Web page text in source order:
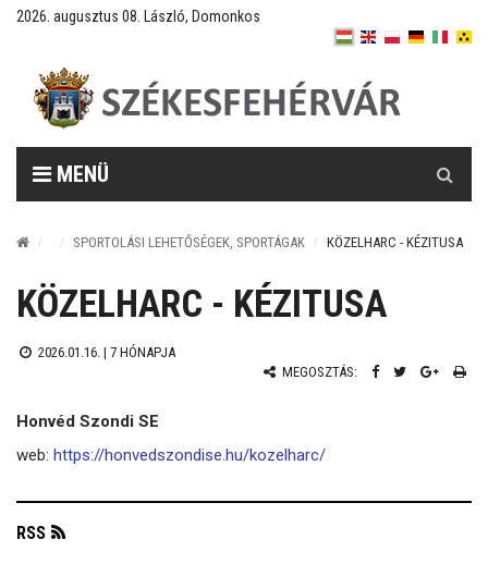
2026. augusztus 08. László, Domonkos
MENÜ
SPORTOLÁSI LEHETŐSÉGEK, SPORTÁGAK KÖZELHARC - KÉZITUSA
KÖZELHARC - KÉZITUSA
2026.01.16. | 7 HÓNAPJA
MEGOSZTÁS:
Honvéd Szondi SE
web: https://honvedszondise.hu/kozelharc/
RSS